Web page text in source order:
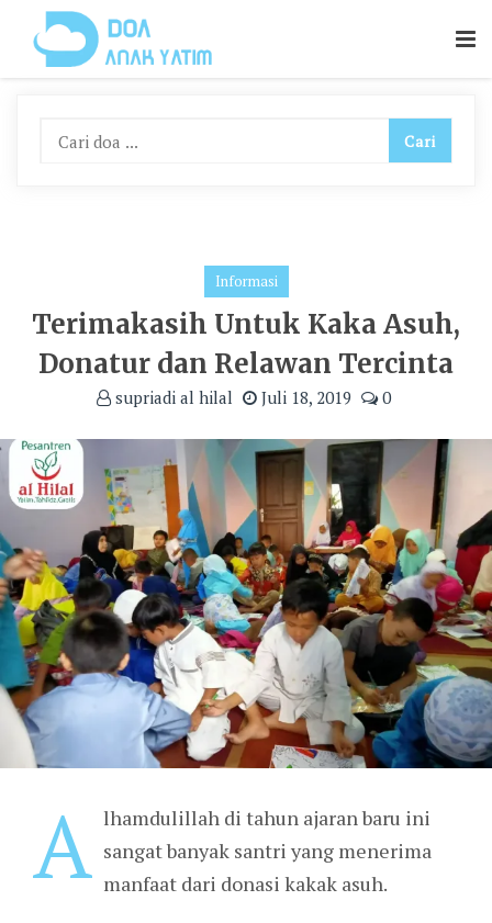
Content
Informasi
Terimakasih Untuk Kaka Asuh,
Donatur dan Relawan Tercinta
supriadi al hilal Juli 18, 2019 0
A lhamdulillah di tahun ajaran baru ini
sangat banyak santri yang menerima
manfaat dari donasi kakak asuh.